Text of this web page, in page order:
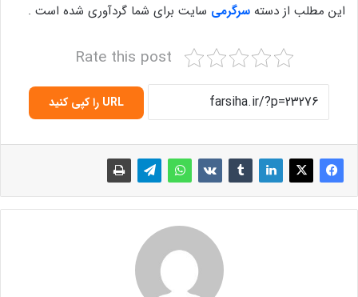
این مطلب از دسته سرگرمی سایت برای شما گردآوری شده است .
Rate this post
URL را کپی کنید